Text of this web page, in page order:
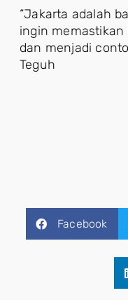
“Jakarta adalah
ingin
dan menjadi
Teguh
Facebook